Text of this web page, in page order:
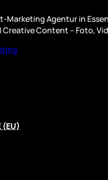
Marketing Agentur in
Creative Content – Foto,
(EU)